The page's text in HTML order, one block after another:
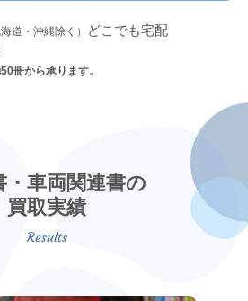
海道・沖縄除く）
どこでも宅配
冊から承ります。
・車両関連書の
買取実績